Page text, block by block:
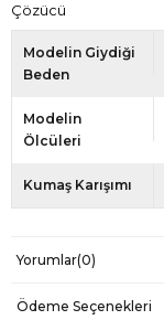
Çözücü
Modelin Giydiği
Beden
Modelin
Ölcüleri
Kumaş Karışımı
Yorumlar(0)
Ödeme Seçenekleri